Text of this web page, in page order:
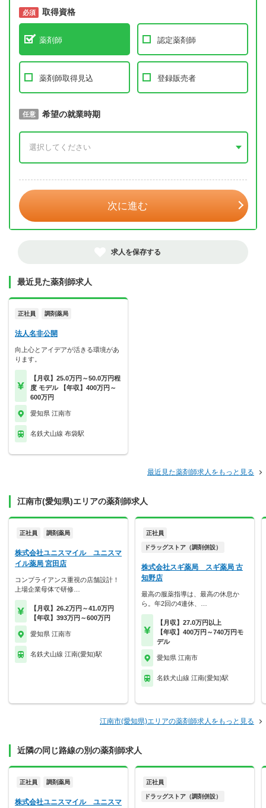
必須 取得資格
薬剤師 認定薬剤師
薬剤師取得見込 登録販売者
必須 取得予定年
任意 希望の就業時期
次に進む
求人を保存する
最近見た薬剤師求人
正社員 調剤薬局
法人名非公開
向上心とアイデアが活きる環境があ
ります。
【月収】25.0万円～50.0万円程
度 モデル 【年収】400万円～
600万円
愛知県 江南市
名鉄犬山線 布袋駅
最近見た薬剤師求人をもっと見る
江南市(愛知県)エリアの薬剤師求人
正社員 調剤薬局
株式会社ユニスマイル ユニスマ
イル薬局 宮田店
コンプライアンス重視の店舗設計！
上場企業母体で研修…
【月収】26.2万円～41.0万円
【年収】393万円～600万円
愛知県 江南市
名鉄犬山線 江南(愛知)駅
正社員
ドラッグストア（調剤併設）
株式会社スギ薬局 スギ薬局 古
知野店
最高の服薬指導は、最高の休息か
ら。年2回の4連休、…
【月収】27.0万円以上
【年収】400万円～740万円モ
デル
愛知県 江南市
名鉄犬山線 江南(愛知)駅
江南市(愛知県)エリアの薬剤師求人をもっと見る
近隣の同じ路線の別の薬剤師求人
正社員 調剤薬局
株式会社ユニスマイル ユニスマ
正社員
ドラッグストア（調剤併設）